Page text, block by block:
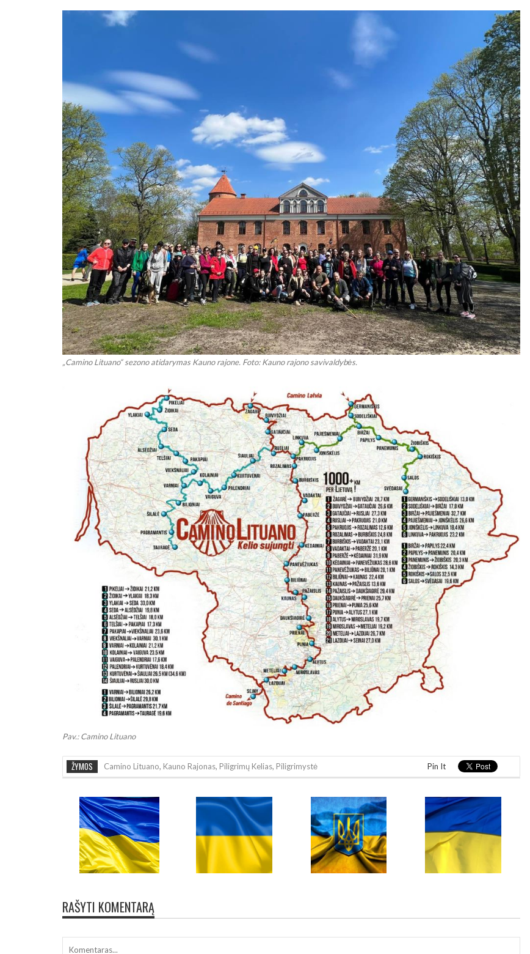
„Camino Lituano“ sezono atidarymas Kauno rajone. Foto: Kauno rajono savivaldybės.
Pav.: Camino Lituano
ŽYMOS Camino Lituano, Kauno Rajonas, Piligrimų Kelias, Piligrimystė Pin It
RAŠYTI KOMENTARĄ